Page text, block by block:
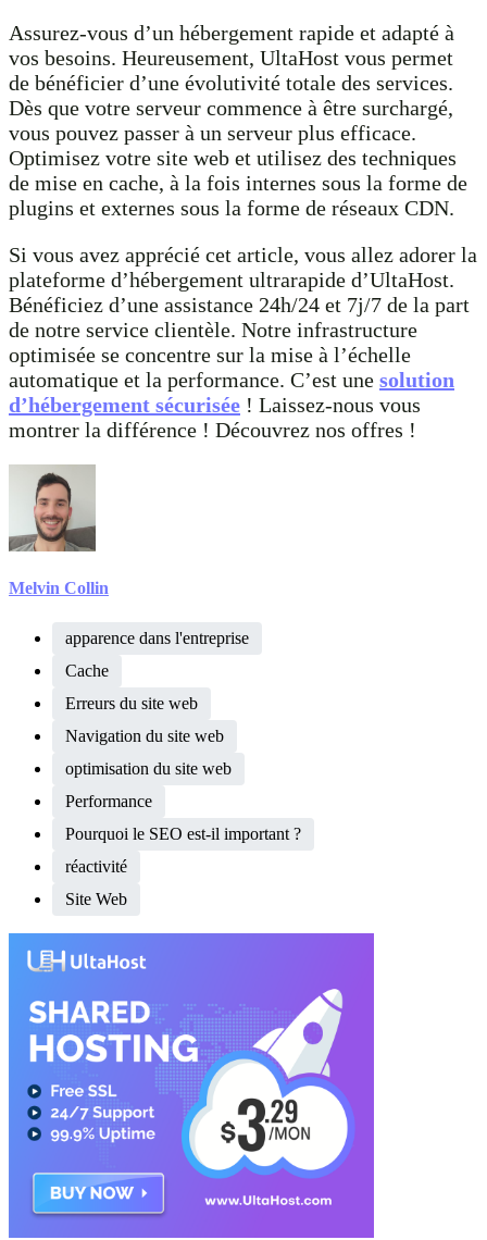
Assurez-vous d’un hébergement rapide et adapté à
vos besoins. Heureusement, UltaHost vous permet
de bénéficier d’une évolutivité totale des services.
Dès que votre serveur commence à être surchargé,
vous pouvez passer à un serveur plus efficace.
Optimisez votre site web et utilisez des techniques
de mise en cache, à la fois internes sous la forme de
plugins et externes sous la forme de réseaux CDN.
Si vous avez apprécié cet article, vous allez adorer la
plateforme d’hébergement ultrarapide d’UltaHost.
Bénéficiez d’une assistance 24h/24 et 7j/7 de la part
de notre service clientèle. Notre infrastructure
optimisée se concentre sur la mise à l’échelle
automatique et la performance. C’est une solution
d’hébergement sécurisée ! Laissez-nous vous
montrer la différence ! Découvrez nos offres !
Melvin Collin
apparence dans l'entreprise
Cache
Erreurs du site web
Navigation du site web
optimisation du site web
Performance
Pourquoi le SEO est-il important ?
réactivité
Site Web